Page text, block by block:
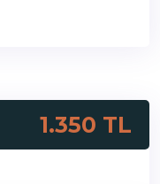
1.350 TL